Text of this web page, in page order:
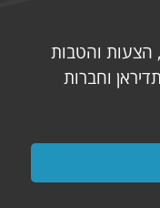
הצעות והטבות
וחברות